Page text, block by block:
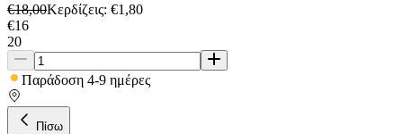
€18,00Κερδίζεις: €1,80
€16
20
Παράδοση 4-9 ημέρες
Πίσω